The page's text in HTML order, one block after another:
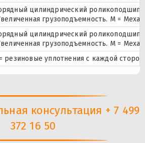
цилиндрический
грузоподъемность. М =
цилиндрический
грузоподъемность. М =
резиновые уплотнения с каждой
консультация + 7 499
372 16 50